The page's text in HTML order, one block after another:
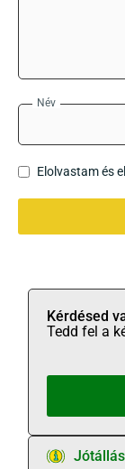
Név
Elolvastam és
Kérdésed
Tedd fel a